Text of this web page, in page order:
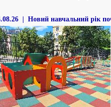
| Новий навчальний рік